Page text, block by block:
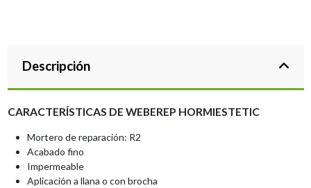
Descripción
CARACTERÍSTICAS DE WEBEREP HORMIESTETIC
Mortero de reparación: R2
Acabado fino
Impermeable
Aplicación a llana o con brocha